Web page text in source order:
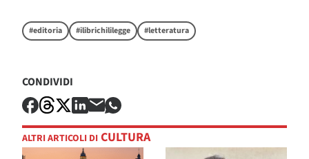
#editoria #ilibrichililegge #letteratura
CONDIVIDI
ALTRI ARTICOLI DI CULTURA